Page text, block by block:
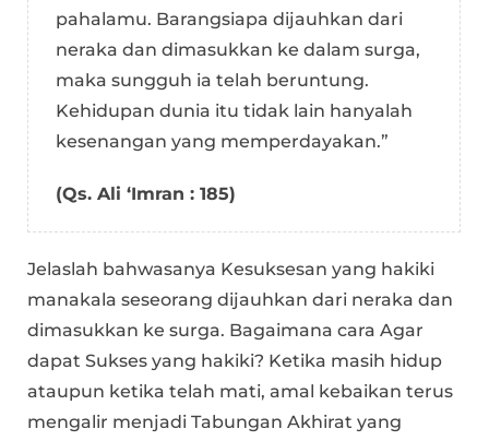
pahalamu. Barangsiapa dijauhkan dari
neraka dan dimasukkan ke dalam surga,
maka sungguh ia telah beruntung.
Kehidupan dunia itu tidak lain hanyalah
kesenangan yang memperdayakan.”
(Qs. Ali ‘Imran : 185)
Jelaslah bahwasanya Kesuksesan yang hakiki
manakala seseorang dijauhkan dari neraka dan
dimasukkan ke surga. Bagaimana cara Agar
dapat Sukses yang hakiki? Ketika masih hidup
ataupun ketika telah mati, amal kebaikan terus
mengalir menjadi Tabungan Akhirat yang